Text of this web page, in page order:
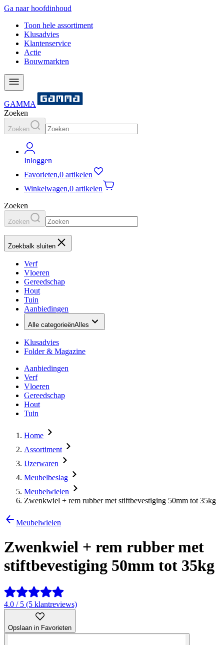
Ga naar hoofdinhoud
Toon hele assortiment
Klusadvies
Klantenservice
Actie
Bouwmarkten
GAMMA
Zoeken
Zoeken
Inloggen
Favorieten,0 artikelen
Winkelwagen,0 artikelen
Zoeken
Zoeken
Zoekbalk sluiten
Verf
Vloeren
Gereedschap
Hout
Tuin
Aanbiedingen
Alle categorieënAlles
Klusadvies
Folder & Magazine
Aanbiedingen
Verf
Vloeren
Gereedschap
Hout
Tuin
Home
Assortiment
IJzerwaren
Meubelbeslag
Meubelwielen
Zwenkwiel + rem rubber met stiftbevestiging 50mm tot 35kg
Meubelwielen
Zwenkwiel + rem rubber met
stiftbevestiging 50mm tot 35kg
4.0 / 5 (5 klantreviews)
Opslaan in Favorieten